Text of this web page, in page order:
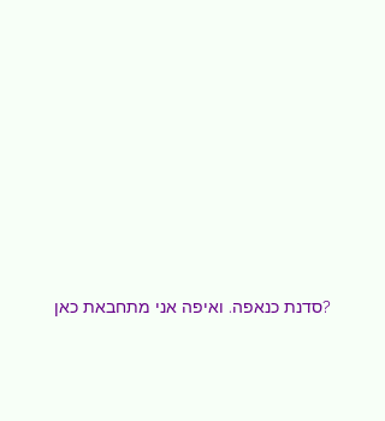
סדנת כנאפה. ואיפה אני מתחבאת כאן?